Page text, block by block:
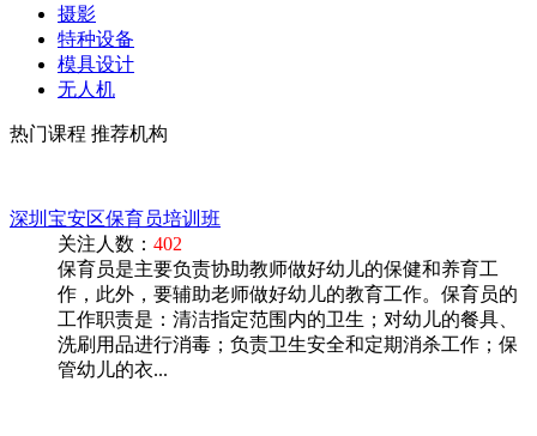
摄影
特种设备
模具设计
无人机
热门课程 推荐机构
深圳宝安区保育员培训班
关注人数： 402
保育员是主要负责协助教师做好幼儿的保健和养育工
作，此外，要辅助老师做好幼儿的教育工作。保育员的
工作职责是：清洁指定范围内的卫生；对幼儿的餐具、
洗刷用品进行消毒；负责卫生安全和定期消杀工作；保
管幼儿的衣...